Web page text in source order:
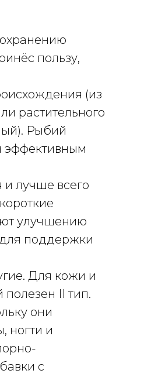
пользу,
(из
растительного
Рыбий
эффективным
и лучше всего
улучшению
поддержки
Для кожи и
II тип.
они
ногти и
с